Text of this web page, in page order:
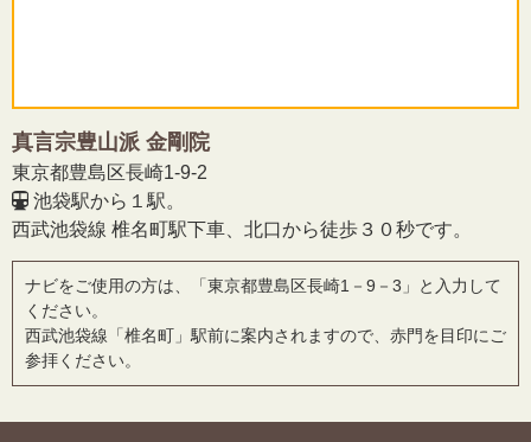
真言宗豊山派 金剛院
東京都豊島区長崎1-9-2
池袋駅から１駅。
西武池袋線 椎名町駅下車、北口から徒歩３０秒です。
ナビをご使用の方は、「東京都豊島区長崎1－9－3」と入力して
ください。
西武池袋線「椎名町」駅前に案内されますので、赤門を目印にご
参拝ください。